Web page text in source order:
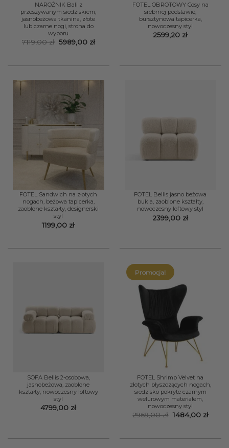
NAROŻNIK Bali z
przeszywanym siedziskiem,
jasnobeżowa tkanina, złote
lub czarne nogi, strona do
wyboru
7119,00zł Pierwotna
5989,00 złAktualna
FOTEL OBROTOWY Cosy na
srebrnej podstawie,
bursztynowa tapicerka,
nowoczesny styl
2599,20 zł
FOTEL Sandwich na złotych
nogach, beżowa tapicerka,
zaoblone kształty, designerski
styl
1199,00 zł
FOTEL Bellis jasno beżowa
bukla, zaoblone kształty,
nowoczesny loftowy styl
2399,00 zł
SOFA Bellis 2-osobowa,
jasnobeżowa, zaoblone
kształty, nowoczesny loftowy
styl
4799,00 zł
Promocja!
FOTEL Shrimp Velvet na
złotych błyszczących nogach,
siedzisko pokryte czarnym
welurowym materiałem,
nowoczesny styl
2969,00zł Pierwotna
1484,00 zł